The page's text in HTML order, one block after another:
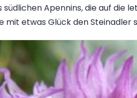
Apennins, die auf die
mit etwas Glück den Steinadler